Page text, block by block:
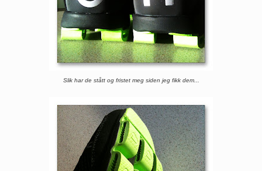
Slik har de stått og fristet meg siden jeg fikk dem...